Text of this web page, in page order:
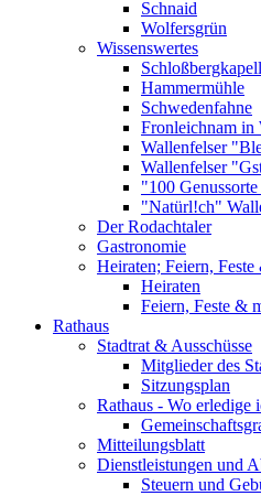
Schnaid
Wolfersgrün
Wissenswertes
Hammermühle
Schwedenfahne
Fronleichnam in
Wallenfelser
Wallenfelser
"100
"Natürl!ch"
Der Rodachtaler
Gastronomie
Heiraten; Feiern, Feste
Heiraten
Feiern, Feste &
Rathaus
Stadtrat & Ausschüsse
Mitglieder des
Sitzungsplan
Rathaus - Wo erledige
Mitteilungsblatt
Dienstleistungen und
Steuern und